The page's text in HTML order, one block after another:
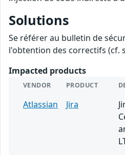
Solutions
Se référer au bulletin de
l'obtention des correctifs (cf.
Impacted products
VENDOR PRODUCT
Atlassian Jira